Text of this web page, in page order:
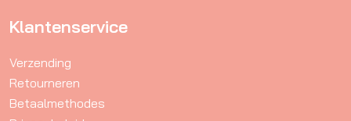
Klantenservice
Verzending
Retourneren
Betaalmethodes